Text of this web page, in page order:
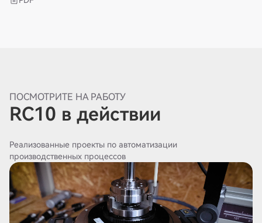
ПОСМОТРИТЕ НА РАБОТУ
RC10 в действии
Реализованные проекты по автоматизации
производственных процессов